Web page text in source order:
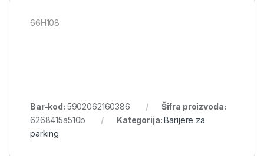
66H108
Bar-kod: 5902062160386
Šifra proizvoda:
6268415a510b
Kategorija:Barijere za
parking